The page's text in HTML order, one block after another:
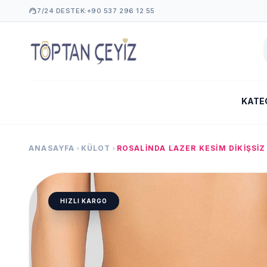
support_agent7/24 DESTEK:+90 537 296 12 55
ANASAYFA chevron_right KÜLOT chevron_right ROSALINDA LAZER KESIM DIKIŞSIZ
HIZLI KARGO